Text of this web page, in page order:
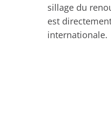
sillage du
est
internationale.